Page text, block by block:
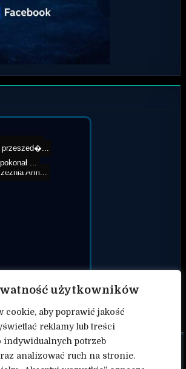
użytkowników
cookie, aby poprawić jakość
reklamy lub treści
indywidualnych potrzeb
analizować ruch na stronie.
Arm...
vs Fran...
przeszed�...
...